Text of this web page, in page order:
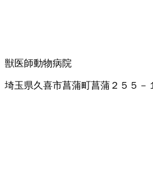
獣医師動物病院
埼玉県久喜市菖蒲町菖蒲２５５－１